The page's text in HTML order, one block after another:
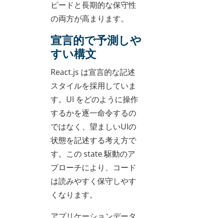
ピードと長期的な保守性
の両方が高まります。
宣言的で予測しや
すい構文
React.js は宣言的な記述
スタイルを採用していま
す。UI をどのように操作
するかを逐一命令するの
ではなく、望ましいUIの
状態を記述する考え方で
す。この state 駆動のア
プローチにより、コード
は読みやすく保守しやす
くなります。